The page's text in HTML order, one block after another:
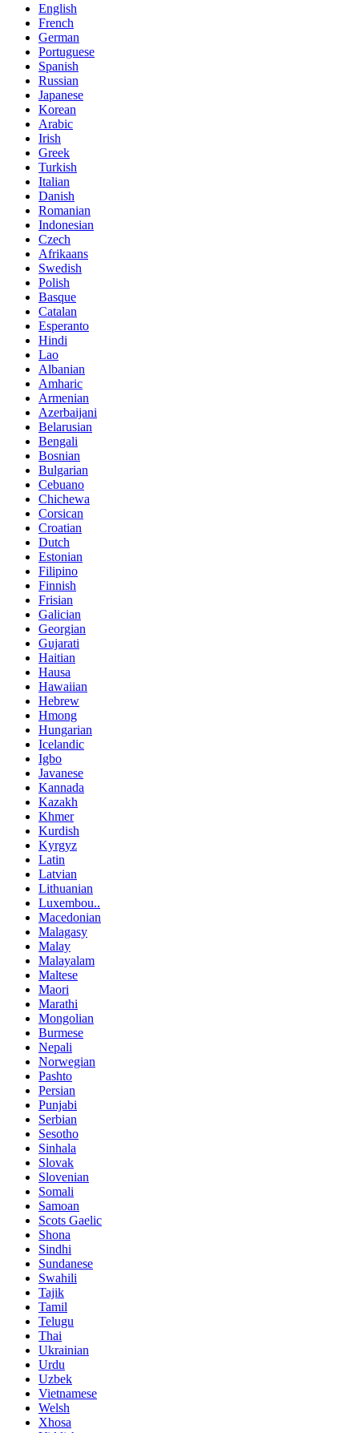
English
French
German
Portuguese
Spanish
Russian
Japanese
Korean
Arabic
Irish
Greek
Turkish
Italian
Danish
Romanian
Indonesian
Czech
Afrikaans
Swedish
Polish
Basque
Catalan
Esperanto
Hindi
Lao
Albanian
Amharic
Armenian
Azerbaijani
Belarusian
Bengali
Bosnian
Bulgarian
Cebuano
Chichewa
Corsican
Croatian
Dutch
Estonian
Filipino
Finnish
Frisian
Galician
Georgian
Gujarati
Haitian
Hausa
Hawaiian
Hebrew
Hmong
Hungarian
Icelandic
Igbo
Javanese
Kannada
Kazakh
Khmer
Kurdish
Kyrgyz
Latin
Latvian
Lithuanian
Luxembou..
Macedonian
Malagasy
Malay
Malayalam
Maltese
Maori
Marathi
Mongolian
Burmese
Nepali
Norwegian
Pashto
Persian
Punjabi
Serbian
Sesotho
Sinhala
Slovak
Slovenian
Somali
Samoan
Scots Gaelic
Shona
Sindhi
Sundanese
Swahili
Tajik
Tamil
Telugu
Thai
Ukrainian
Urdu
Uzbek
Vietnamese
Welsh
Xhosa